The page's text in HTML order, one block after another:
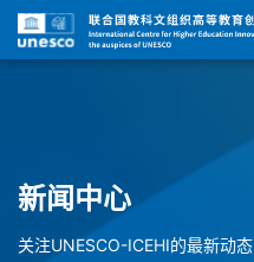
新闻中心
关注UNESCO-ICEHI的最新动态